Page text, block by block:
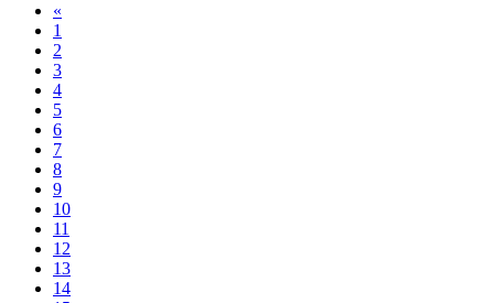
«
1
2
3
4
5
6
7
8
9
10
11
12
13
14